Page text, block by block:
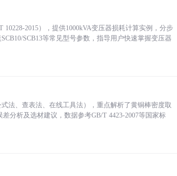
2015），提供1000kVA变压器损耗计算实例，分步
SCB13等常见型号参数，指导用户快速掌握变压器
法、查表法、在线工具法），重点解析了黄铜棒密度取
分析及选材建议，数据参考GB/T 4423-2007等国家标